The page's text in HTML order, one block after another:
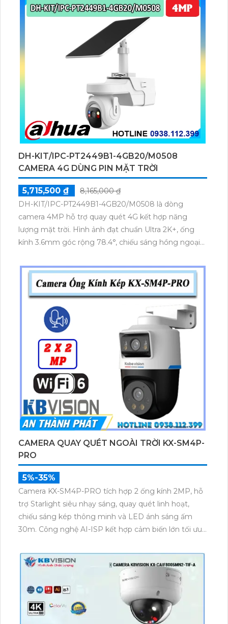
DH-KIT/IPC-PT2449B1-4GB20/M0508
CAMERA 4G DÙNG PIN MẶT TRỜI
5,715,500 ₫
8,165,000 ₫
DH-KIT/IPC-PT2449B1-4GB20/M0508 là dòng
camera 4MP hỗ trợ quay quét 4G kết hợp năng
lượng mặt trời. Hình ảnh đạt chuẩn Ultra 2K+, ống
kính 3.6mm góc rộng 78.4°, chiếu sáng hồng ngoại
68Wh cùng tấm pin 8W chuẩn nén H.265 tiết kiệm
dung lượng, thẻ nhớ tối đa 512GB, chống nước bụi
IP66, vận hành bền bỉ trong nhiều môi trường.
CAMERA QUAY QUÉT NGOÀI TRỜI KX-SM4P-
PRO
5%-35%
Camera KX-SM4P-PRO tích hợp 2 ống kính 2MP, hỗ
trợ Starlight siêu nhạy sáng, quay quét linh hoạt,
chiếu sáng kép thông minh và LED ánh sáng ấm
30m. Công nghệ AI-ISP kết hợp cảm biến lớn tối ưu
người, xe, âm thanh bất thường và báo động còi hú,
đèn nháy.